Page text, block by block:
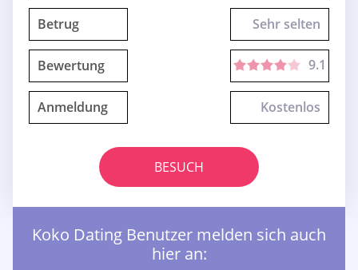
Betrug Sehr selten
Bewertung 9.1
Anmeldung Kostenlos
BESUCH
Koko Dating Benutzer melden sich auch
hier an: